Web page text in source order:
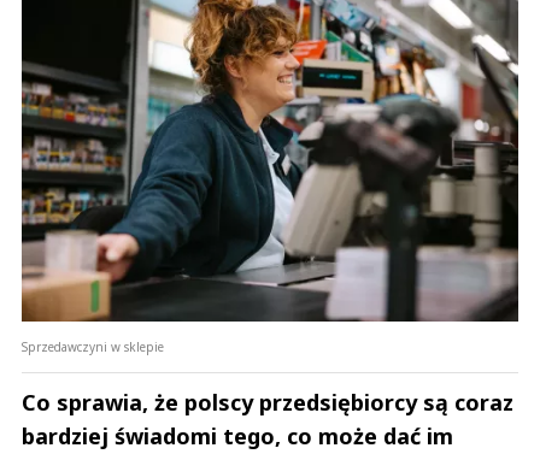
Sprzedawczyni w sklepie
Co sprawia, że polscy przedsiębiorcy są coraz
bardziej świadomi tego, co może dać im